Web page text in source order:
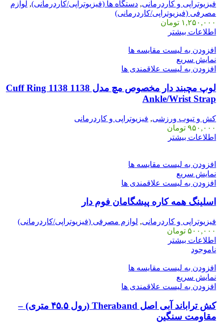
فیزیوتراپی و کاردرمانی, دستگاه ها (فیزیوتراپی/کاردرمانی), لوازم
مصرفی (فیزیوتراپی/کاردرمانی)
۱,۲۵۰,۰۰۰ تومان
اطلاعات بیشتر
افزودن به لیست مقایسه ها
نمایش سریع
افزودن به لیست علاقمندی ها
لوپ مچبند دار مخصوص مچ مدل 1138 Cuff Ring 1138
Ankle/Wrist Strap
کش و تیوب ورزشی, فیزیوتراپی و کاردرمانی
۹۵۰,۰۰۰ تومان
اطلاعات بیشتر
افزودن به لیست مقایسه ها
نمایش سریع
افزودن به لیست علاقمندی ها
اسلینگ همه کاره پیشگامان فوم دار
فیزیوتراپی و کاردرمانی, لوازم مصرفی (فیزیوتراپی/کاردرمانی)
۵۰۰,۰۰۰ تومان
اطلاعات بیشتر
ناموجود
افزودن به لیست مقایسه ها
نمایش سریع
افزودن به لیست علاقمندی ها
کش تراباند آبی اصل Theraband (رول ۴۵.۵ متری) –
مقاومت سنگین